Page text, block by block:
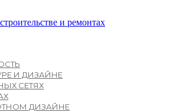
и ремонтах
И ДИЗАЙНЕ
СЕТЯХ
ДИЗАЙНЕ